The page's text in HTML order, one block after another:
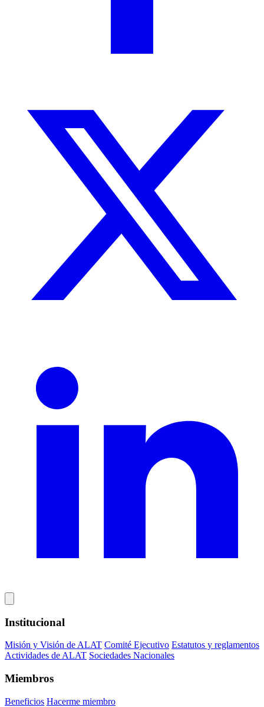
Institucional
Misión y Visión de ALAT Comité Ejecutivo Estatutos y reglamentos
Actividades de ALAT Sociedades Nacionales
Miembros
Beneficios Hacerme miembro